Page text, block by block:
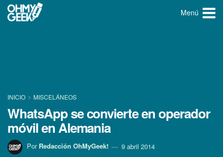
Menú
INICIO MISCELÁNEOS
WhatsApp se convierte en operador
móvil en Alemania
Por Redacción OhMyGeek! 9 abril 2014